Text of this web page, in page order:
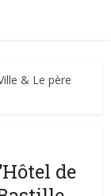
& Le père
de